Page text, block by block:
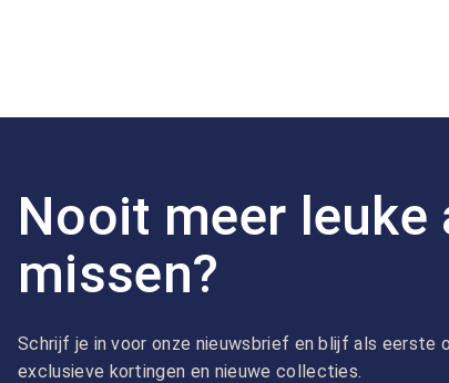
Nooit meer leuke
missen?
Schrijf je in voor onze nieuwsbrief en blijf als eerste
exclusieve kortingen en nieuwe collecties.